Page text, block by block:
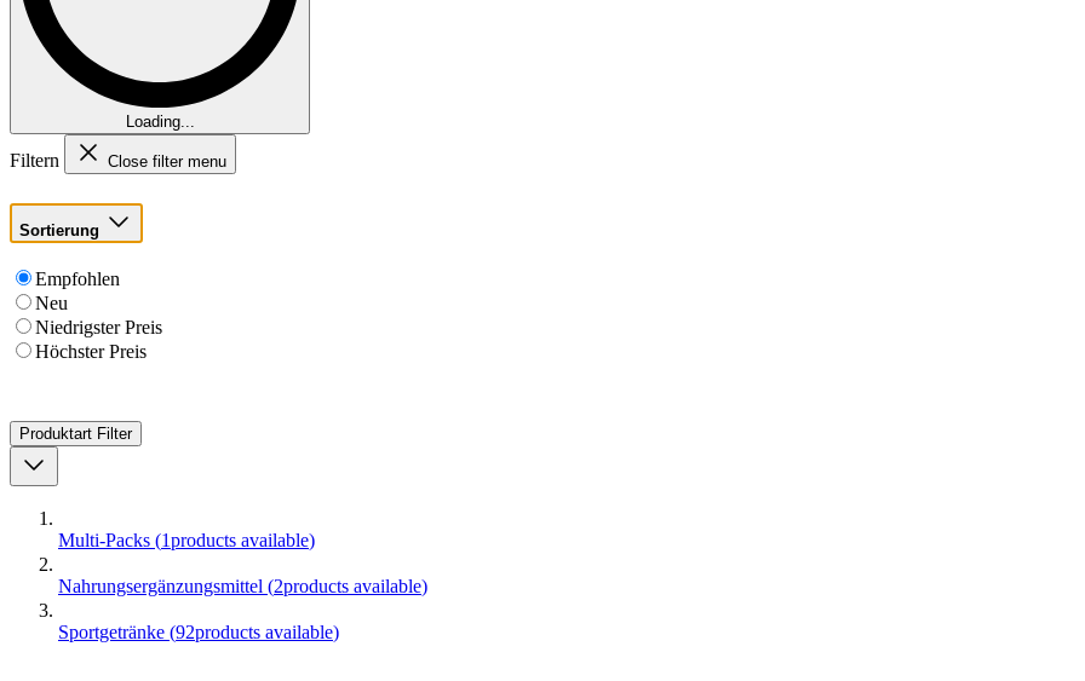
Loading...
Filtern Close filter menu
Sortierung
Empfohlen
Neu
Niedrigster Preis
Höchster Preis
Produktart Filter
Multi-Packs (1products available)
Nahrungsergänzungsmittel (2products available)
Sportgetränke (92products available)